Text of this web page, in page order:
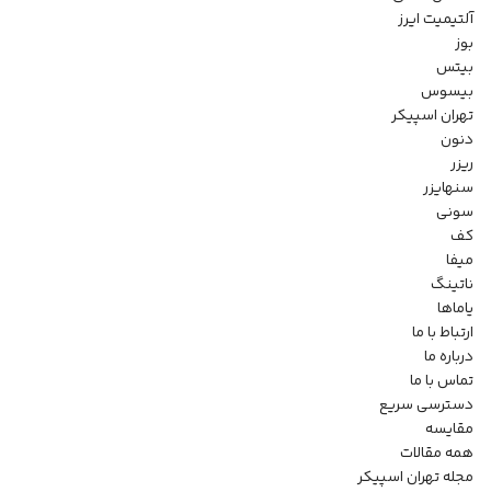
آلتیمیت ایرز
بوز
بیتس
بیسوس
تهران اسپیکر
دنون
ریزر
سنهایزر
سونی
کف
میفا
ناتینگ
یاماها
ارتباط با ما
درباره ما
تماس با ما
دسترسی سریع
مقایسه
همه مقالات
مجله تهران اسپیکر